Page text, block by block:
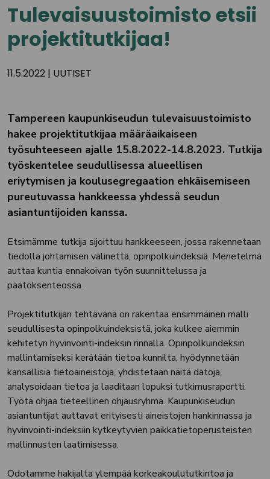
Tulevaisuustoimisto etsii
projektitutkijaa!
11.5.2022 | UUTISET
Tampereen kaupunkiseudun tulevaisuustoimisto
hakee projektitutkijaa määräaikaiseen
työsuhteeseen ajalle 15.8.2022-14.8.2023. Tutkija
työskentelee seudullisessa alueellisen
eriytymisen ja koulusegregaation ehkäisemiseen
pureutuvassa hankkeessa yhdessä seudun
asiantuntijoiden kanssa.
Etsimämme tutkija sijoittuu hankkeeseen, jossa rakennetaan
tiedolla johtamisen välinettä, opinpolkuindeksiä. Menetelmä
auttaa kuntia ennakoivan työn suunnittelussa ja
päätöksenteossa.
Projektitutkijan tehtävänä on rakentaa ensimmäinen malli
seudullisesta opinpolkuindeksistä, joka kulkee aiemmin
kehitetyn hyvinvointi-indeksin rinnalla. Opinpolkuindeksin
mallintamiseksi kerätään tietoa kunnilta, hyödynnetään
kansallisia tietoaineistoja, yhdistetään näitä datoja,
analysoidaan tietoa ja laaditaan lopuksi tutkimusraportti.
Työtä ohjaa tieteellinen ohjausryhmä. Kaupunkiseudun
asiantuntijat auttavat erityisesti aineistojen hankinnassa ja
hyvinvointi-indeksiin kytkeytyvien paikkatietoperusteisten
mallinnusten laatimisessa.
Odotamme hakijalta ylempää korkeakoulututkintoa ja